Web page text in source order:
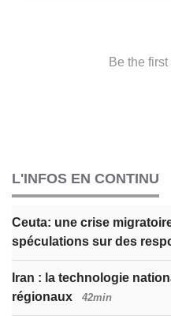
L'INFOS EN CONTINU
Ceuta: une crise
spéculations sur des
Iran : la technologie
régionaux
42min